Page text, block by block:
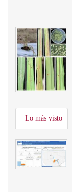
Lo más visto